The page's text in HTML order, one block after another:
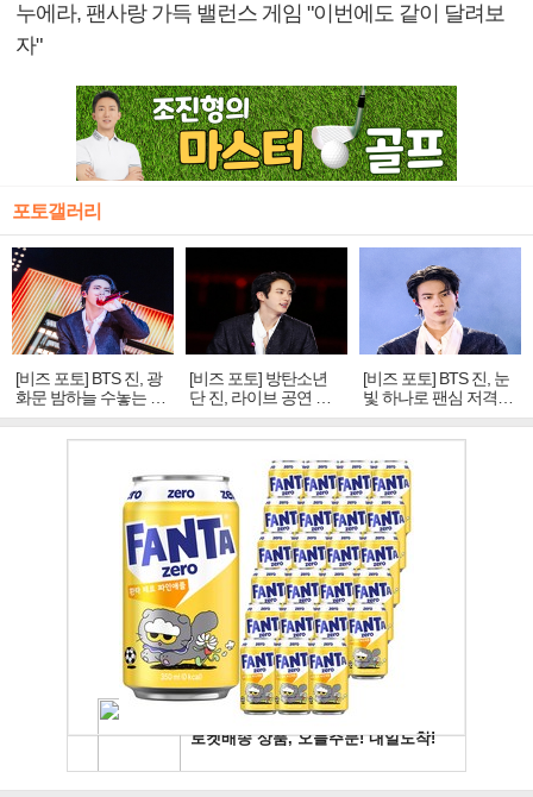
누에라, 팬사랑 가득 밸런스 게임 "이번에도 같이 달려보
자"
포토갤러리
[비즈 포토] BTS 진, 광
화문 밤하늘 수놓는 '비
주얼 킹'의 열창
[비즈 포토] 방탄소년
단 진, 라이브 공연 중
빛나는 독보적 아우라
[비즈 포토] BTS 진, 눈
빛 하나로 팬심 저격…
독보적 카리스마